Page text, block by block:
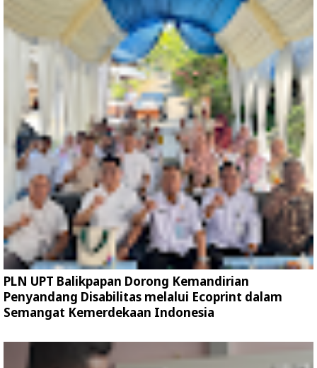
PLN UPT Balikpapan Dorong Kemandirian
Penyandang Disabilitas melalui Ecoprint dalam
Semangat Kemerdekaan Indonesia